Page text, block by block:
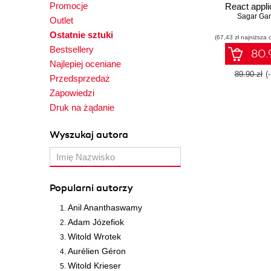
Promocje
Outlet
Ostatnie sztuki
Bestsellery
Najlepiej oceniane
Przedsprzedaż
Zapowiedzi
Druk na żądanie
Wyszukaj autora
Popularni autorzy
Anil Ananthaswamy
Adam Józefiok
Witold Wrotek
Aurélien Géron
Witold Krieser
React
made
Sagar
(67,43 zł najniższa
89.90 zł